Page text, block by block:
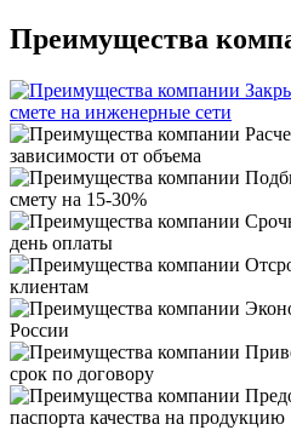
Преимущества
смете на инженерные сети
зависимости от объема
смету на 15-30%
день оплаты
клиентам
России
срок по договору
паспорта качества на продукцию